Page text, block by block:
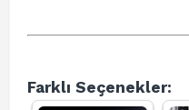
Farklı Seçenekler: